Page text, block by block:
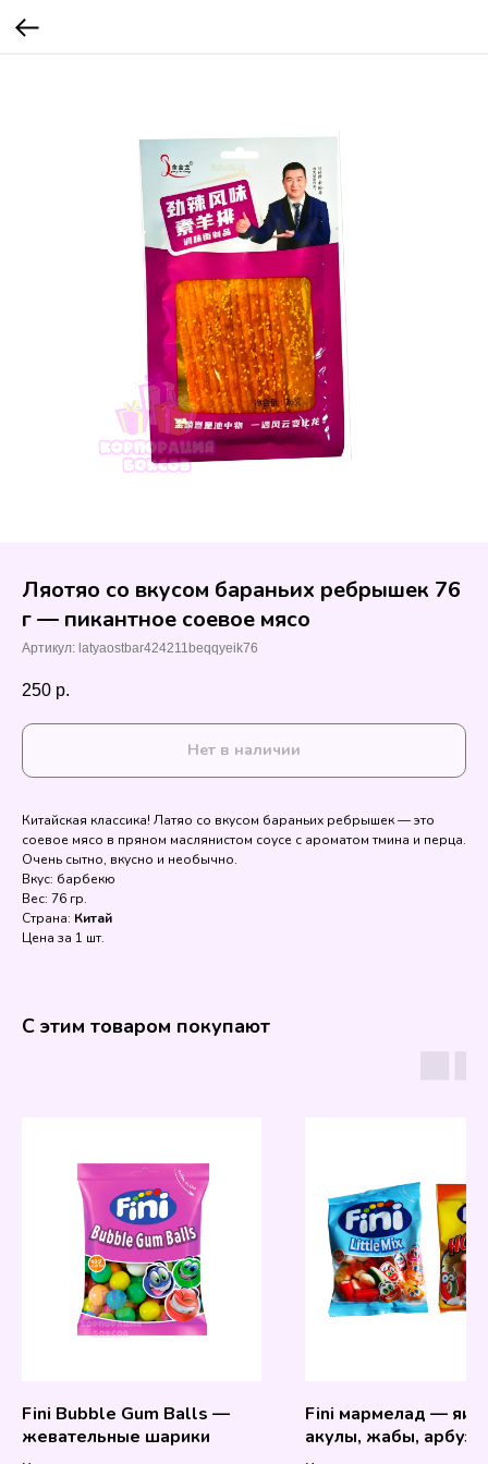
Ляотяо со вкусом бараньих ребрышек 76
г — пикантное соевое мясо
Артикул: latyaostbar424211beqqyeik76
250 р.
Нет в наличии
Китайская классика! Латяо со вкусом бараньих ребрышек — это
соевое мясо в пряном маслянистом соусе с ароматом тмина и перца.
Очень сытно, вкусно и необычно.
Вкус: барбекю
Вес: 76 гр.
Страна: Китай
Цена за 1 шт.
С этим товаром покупают
Fini Bubble Gum Balls —
жевательные шарики
Fini мармелад —
акулы, жабы, арбуз